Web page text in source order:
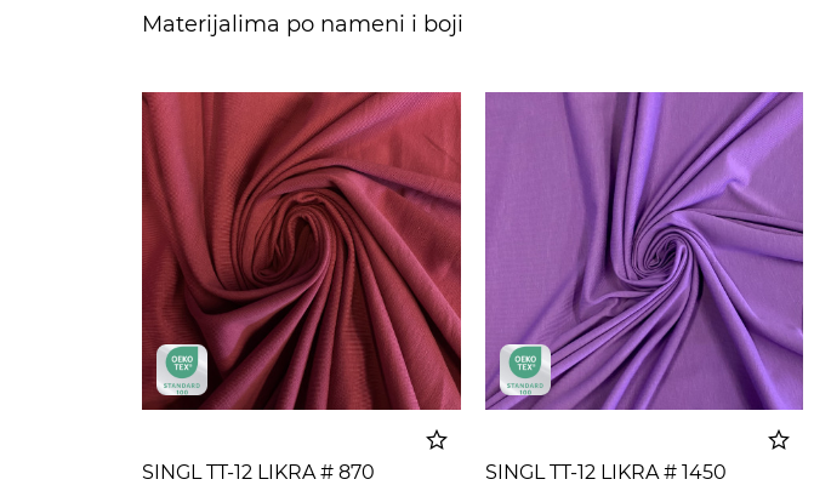
Materijalima po nameni i boji
SINGL TT-12 LIKRA # 870
SINGL TT-12 LIKRA # 1450